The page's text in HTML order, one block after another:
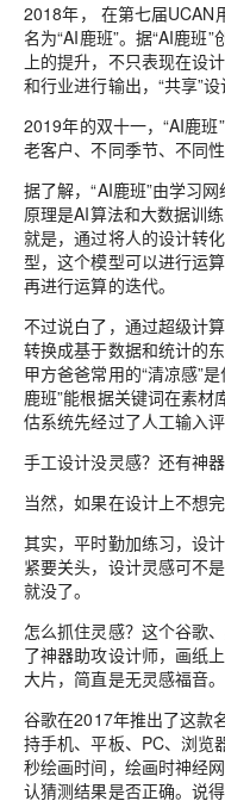
2018年， 在第七届UCAN
名为“AI鹿班”。 据“AI鹿班”
上的提升，不只表现在设
和行业进行输出，“共享”
2019年的双十一，“AI鹿班
老客户、不同季节、不同
据了解，“AI鹿班”由学习网
原理是AI算法和大数据训
就是，通过将人的设计转
型，这个模型可以进行运
再进行运算的迭代。
不过说白了，通过超级计
转换成基于数据和统计的
甲方爸爸常用的“清凉感”
鹿班”能根据关键词在素
估系统先经过了人工输入
手工设计没灵感？还有神
当然，如果在设计上不想
其实，平时勤加练习，设
紧要关头，设计灵感可不
就没了。
怎么抓住灵感？ 这个谷歌
了神器助攻设计师， 画纸
大片，简直是无灵感福音。
谷歌在2017年推出了这款
持手机、平板、PC、浏览
秒绘画时间，绘画时神经
认猜测结果是否正确。说